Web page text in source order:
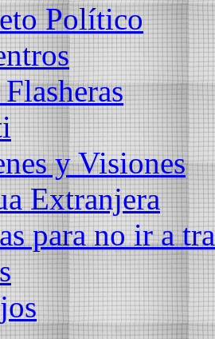
Político
y Visiones
Extranjera
para no ir a